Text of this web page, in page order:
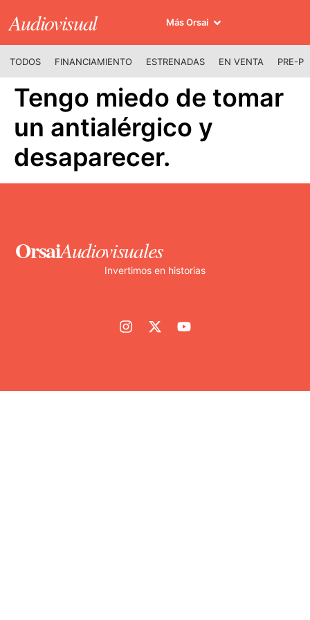
Audiovisual Más Orsai
TODOS FINANCIAMIENTO ESTRENADAS EN VENTA PRE-
Tengo miedo de tomar
un antialérgico y
desaparecer.
OrsaiAudiovisuales
Invertimos en historias